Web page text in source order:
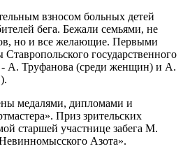
взносом больных детей
бега. Бежали семьями, не
но и все желающие. Первыми
государственного
- А. Труфанова (среди женщин) и А.
медалями, дипломами и
Приз зрительских
старшей участнице забега М.
Азота».